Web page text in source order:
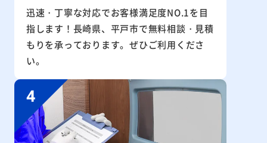
迅速・丁寧な対応でお客様満足度NO.1を目
指します！長崎県、平戸市で無料相談・見積
もりを承っております。ぜひご利用くださ
い。